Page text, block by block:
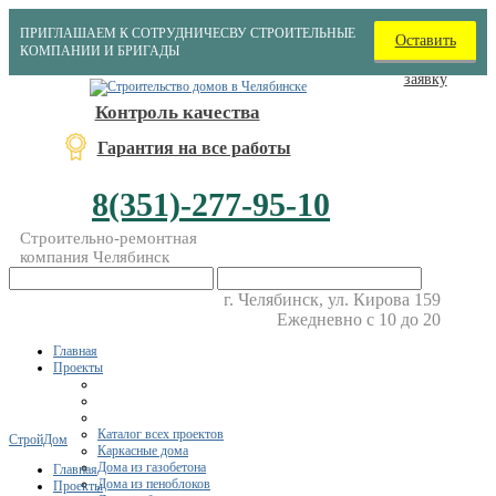
ПРИГЛАШАЕМ К СОТРУДНИЧЕСВУ СТРОИТЕЛЬНЫЕ
КОМПАНИИ И БРИГАДЫ
Оставить
заявку
Контроль качества
Гарантия на все работы
8(351)-277-95-10
Строительно-ремонтная
компания Челябинск
г. Челябинск, ул. Кирова 159
Ежедневно с 10 до 20
Главная
Проекты
Каталог всех проектов
Каркасные дома
Дома из газобетона
Дома из пеноблоков
СтройДом
Главная
Проекты